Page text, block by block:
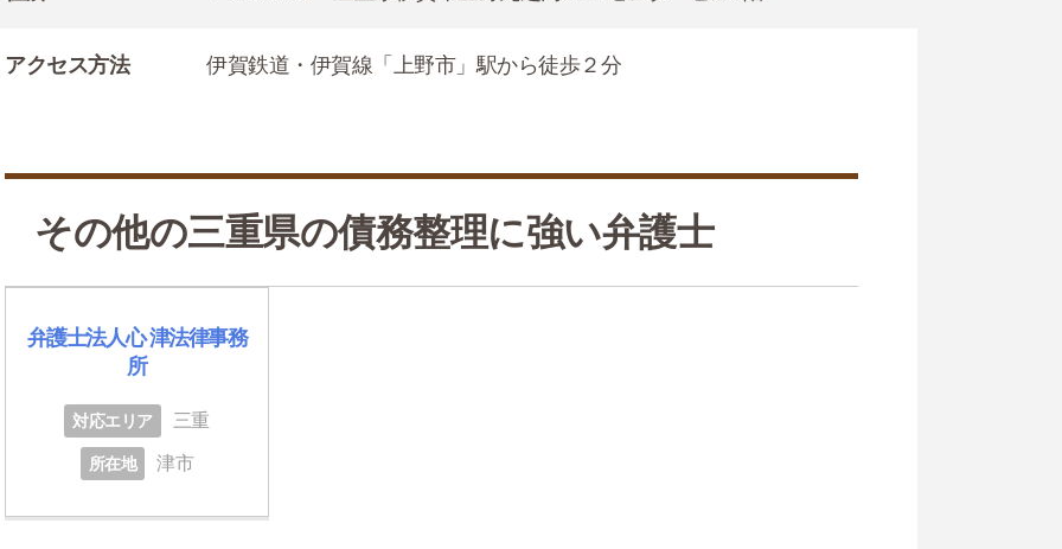
アクセス方法 伊賀鉄道・伊賀線「上野市」駅から徒歩２分
その他の三重県の債務整理に強い弁護士
弁護士法人心 津法律事務
所
対応エリア 三重
所在地 津市